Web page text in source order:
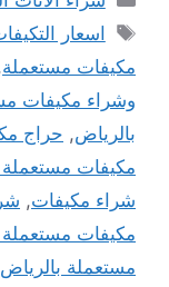
الوسوم
اسعار
مكيفات مستعملة,
وشراء مكيفات
بالرياض, حراج
مكيفات
شراء مكيفات,
مكيفات مستعملة
مستعملة